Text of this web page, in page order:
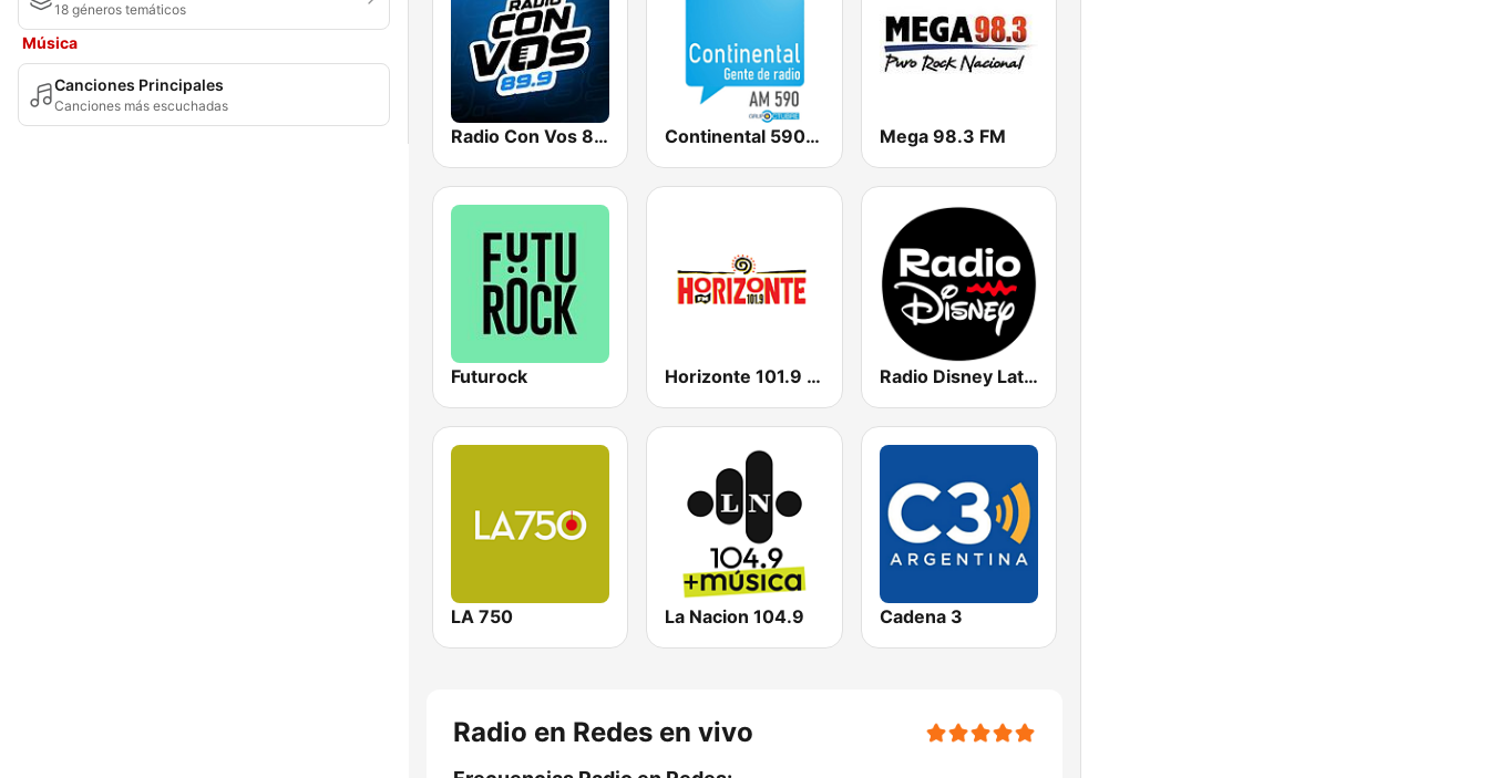
18 géneros temáticos
Música
Canciones Principales
Canciones más escuchadas
Radio Con Vos 89.9 Continental 590 AM Mega 98.3 FM
Futurock Horizonte 101.9 FM Radio Disney Latinoamérica
LA 750 La Nacion 104.9 Cadena 3
Radio en Redes en vivo